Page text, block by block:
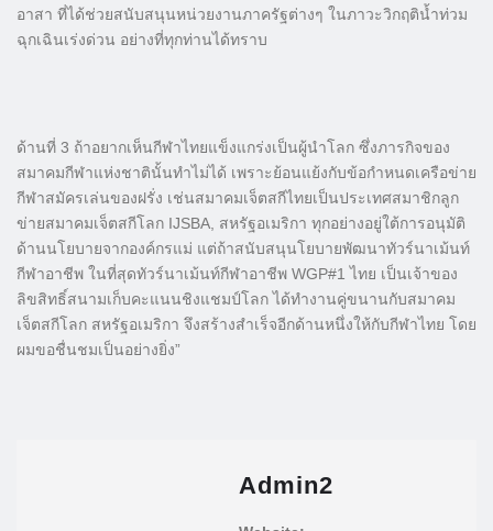
อาสา ที่ได้ช่วยสนับสนุนหน่วยงานภาครัฐต่างๆ ในภาวะวิกฤติน้ำท่วม
ฉุกเฉินเร่งด่วน อย่างที่ทุกท่านได้ทราบ
ด้านที่ 3 ถ้าอยากเห็นกีฬาไทยแข็งแกร่งเป็นผู้นำโลก ซึ่งภารกิจของ
สมาคมกีฬาแห่งชาตินั้นทำไม่ได้ เพราะย้อนแย้งกับข้อกำหนดเครือข่าย
กีฬาสมัครเล่นของฝรั่ง เช่นสมาคมเจ็ตสกีไทยเป็นประเทศสมาชิกลูก
ข่ายสมาคมเจ็ตสกีโลก IJSBA, สหรัฐอเมริกา ทุกอย่างอยู่ใต้การอนุมัติ
ด้านนโยบายจากองค์กรแม่ แต่ถ้าสนับสนุนโยบายพัฒนาทัวร์นาเม้นท์
กีฬาอาชีพ ในที่สุดทัวร์นาเม้นท์กีฬาอาชีพ WGP#1 ไทย เป็นเจ้าของ
ลิขสิทธิ์สนามเก็บคะแนนชิงแชมป์โลก ได้ทำงานคู่ขนานกับสมาคม
เจ็ตสกีโลก สหรัฐอเมริกา จึงสร้างสำเร็จอีกด้านหนึ่งให้กับกีฬาไทย โดย
ผมขอชื่นชมเป็นอย่างยิ่ง”
Admin2